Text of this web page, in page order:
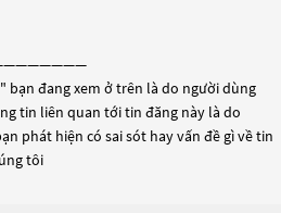
" bạn đang xem ở trên là do người dùng
tin liên quan tới tin đăng này là do
phát hiện có sai sót hay vấn đề gì về tin
tôi